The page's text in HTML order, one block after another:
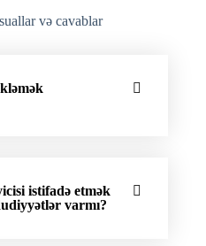
və cavablar
istifadə etmək
varmı?